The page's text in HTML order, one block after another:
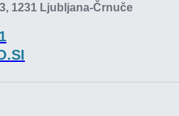
1231 Ljubljana-Črnuče